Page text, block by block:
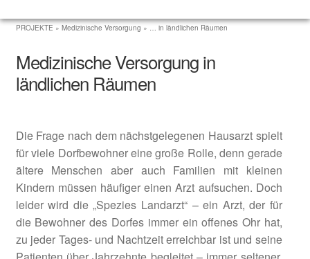
Newsletter Anmeldeanfrage
Newsletter Anmeldung
Amt für Ernährung Landwirtschaft und Forsten
Ansbach
Amt für Ländliche Entwicklung Mittelfranken
Anregungen
PROJEKTE » Medizinische Versorgung » … in ländlichen Räumen
Medizinische Versorgung in
ländlichen Räumen
Die Frage nach dem nächstgelegenen Hausarzt spielt
für viele Dorfbewohner eine große Rolle, denn gerade
ältere Menschen aber auch Familien mit kleinen
Kindern müssen häufiger einen Arzt aufsuchen. Doch
leider wird die „Spezies Landarzt“ – ein Arzt, der für
die Bewohner des Dorfes immer ein offenes Ohr hat,
zu jeder Tages- und Nachtzeit erreichbar ist und seine